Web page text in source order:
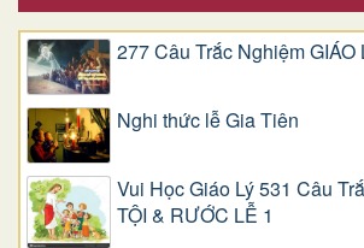
277 Câu Trắc Nghiệm GIÁO
Nghi thức lễ Gia Tiên
Vui Học Giáo Lý 531 Câu
TỘI & RƯỚC LỄ 1